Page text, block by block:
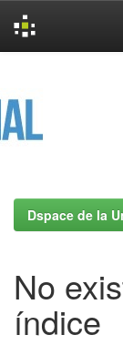
Dspace de la
No
índice